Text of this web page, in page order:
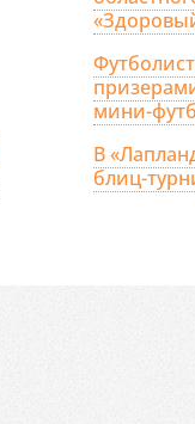
мини-
В
блиц-